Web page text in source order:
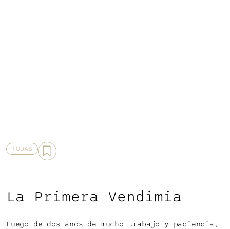
TODAS
La Primera Vendimia
Luego de dos años de mucho trabajo y paciencia,